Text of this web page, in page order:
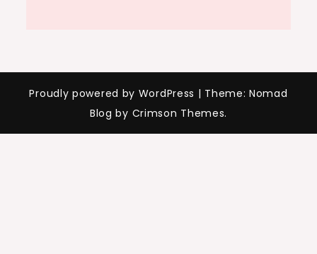
Proudly powered by WordPress | Theme: Nomad
Blog by Crimson Themes.